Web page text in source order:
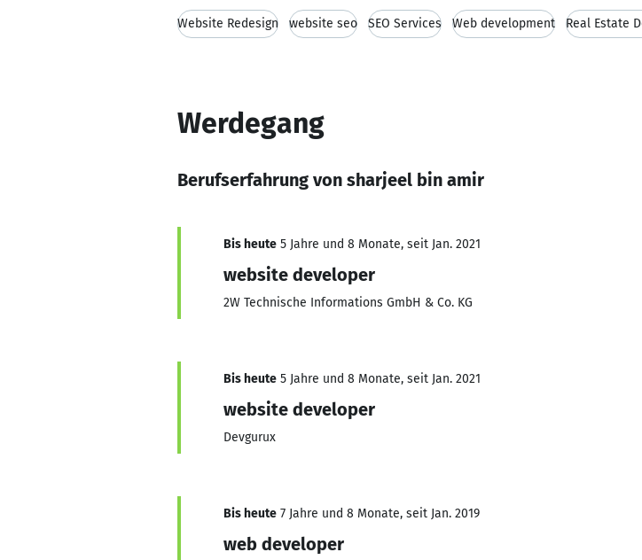
Website Redesign website seo SEO Services Web development Real Estate
Werdegang
Berufserfahrung von sharjeel bin amir
Bis heute 5 Jahre und 8 Monate, seit Jan. 2021
website developer
2W Technische Informations GmbH & Co. KG
Bis heute 5 Jahre und 8 Monate, seit Jan. 2021
website developer
Devgurux
Bis heute 7 Jahre und 8 Monate, seit Jan. 2019
web developer